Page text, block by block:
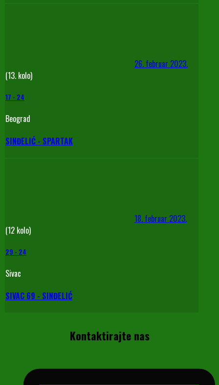
26. februar 2023.
(13. kolo)
17 - 24
Beograd
SINĐELIĆ - SPARTAK
18. februar 2023.
(12 kolo)
29 - 24
Sivac
SIVAC 69 - SINĐELIĆ
Kontaktirajte nas